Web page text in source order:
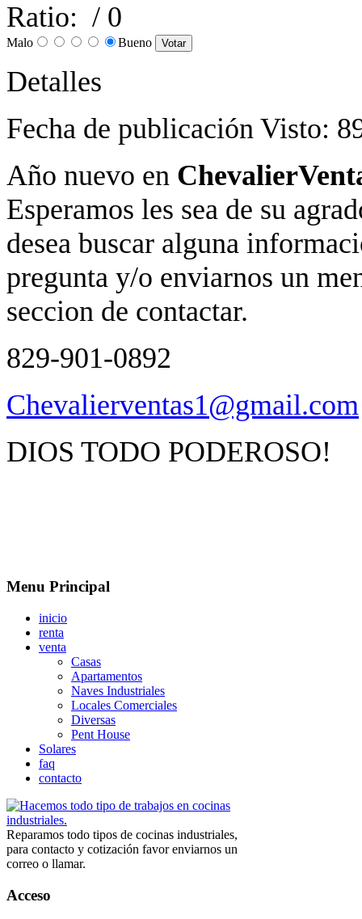
Ratio: / 0
Malo Bueno
Detalles
Fecha de publicación Visto:
Año nuevo en
Esperamos les sea de su
desea buscar alguna
pregunta y/o enviarnos un
seccion de contactar.
829-901-0892
Chevalierventas1@gmail.com
DIOS TODO PODEROSO!
Menu Principal
inicio
renta
venta
Casas
Apartamentos
Naves Industriales
Locales Comerciales
Diversas
Pent House
Solares
faq
contacto
Reparamos todo tipos de cocinas industriales,
para contacto y cotización favor enviarnos un
correo o llamar.
Acceso